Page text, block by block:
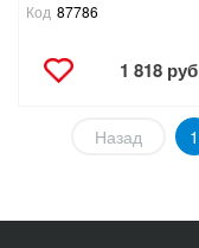
Код 87786
1 818 руб
Назад 1